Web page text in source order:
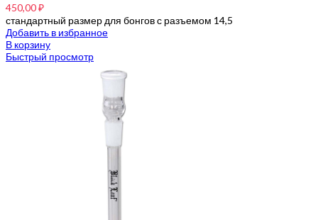
450,00₽
стандартный размер для бонгов с разъемом 14,5
Добавить в избранное
В корзину
Быстрый просмотр